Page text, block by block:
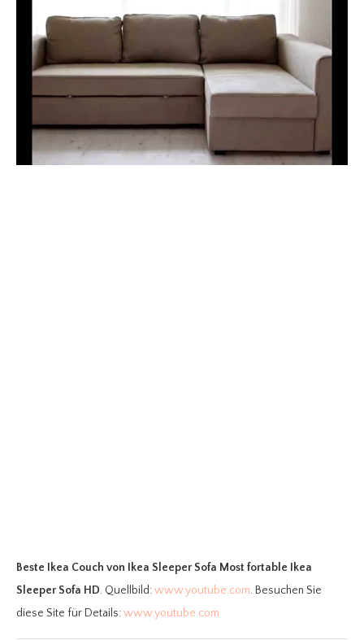
Beste Ikea Couch von Ikea Sleeper Sofa Most fortable Ikea
Sleeper Sofa HD. Quellbild:www.youtube.com. Besuchen Sie
diese Site für Details:www.youtube.com